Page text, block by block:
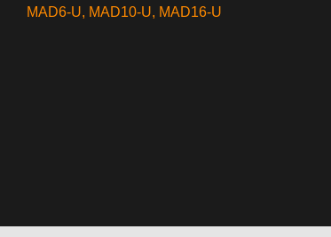
MAD6-U, MAD10-U, MAD16-U